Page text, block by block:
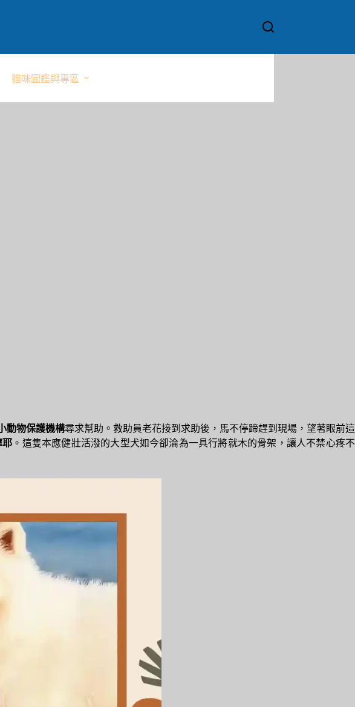
貓咪圖鑑與專區
動物保護機構尋求幫助。救助員老花接到求助後，馬不停蹄趕到現場，望著眼前這
耶 。這隻本應健壯活潑的大型犬如今卻淪為一具行將就木的骨架，讓人不禁心疼不